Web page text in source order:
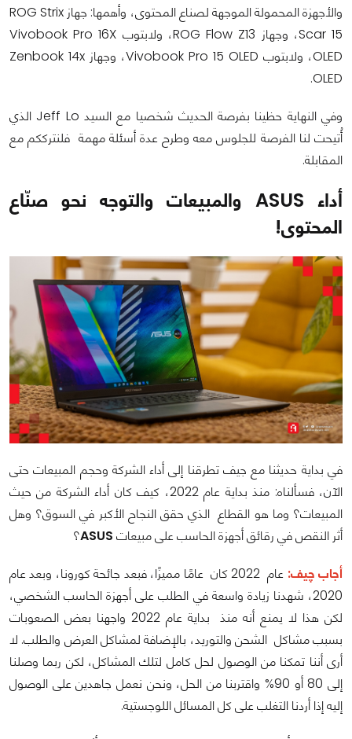
والأجهزة المحمولة الموجهة لصناع المحتوى، وأهمها: جهاز ROG Strix
Scar 15، وجهاز ROG Flow Z13، ولابتوب Vivobook Pro 16X
OLED، ولابتوب Vivobook Pro 15 OLED، وجهاز Zenbook 14x
OLED.
وفي النهاية حظينا بفرصة الحديث شخصيا مع السيد Jeff Lo الذي
أُتيحت لنا الفرصة للجلوس معه وطرح عدة أسئلة مهمة فلنترككم مع
المقابلة.
أداء ASUS والمبيعات والتوجه نحو صنّاع
المحتوى!
في بداية حديثنا مع جيف تطرقنا إلى أداء الشركة وحجم المبيعات حتى
الآن، فسألناه: منذ بداية عام 2022، كيف كان أداء الشركة من حيث
المبيعات؟ وما هو القطاع الذي حقق النجاح الأكبر في السوق؟ وهل
أثر النقص في رقائق أجهزة الحاسب على مبيعات ASUS؟
أجاب چيف:
عام 2022 كان عامًا مميزًا، فبعد جائحة كورونا، وبعد عام
2020، شهدنا زيادة واسعة في الطلب على أجهزة الحاسب الشخصي،
لكن هذا لا يمنع أنه منذ بداية عام 2022 واجهنا بعض الصعوبات
بسبب مشاكل الشحن والتوريد، بالإضافة لمشاكل العرض والطلب. لا
أرى أننا تمكنا من الوصول لحل كامل لتلك المشاكل، لكن ربما وصلنا
إلى 80 أو 90% واقتربنا من الحل، ونحن نعمل جاهدين على الوصول
إليه إذا أردنا التغلب على كل المسائل اللوجستية.